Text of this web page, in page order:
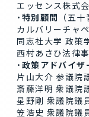
エッセンス株式
･特別顧問 （五十
カルバリーチャ
同志社大学 政策
⻄村あさひ法律
･政策アドバイザ
片山大介 参議院
斎藤洋明 衆議院
星野剛 衆議院議
笠浩史 衆議院議